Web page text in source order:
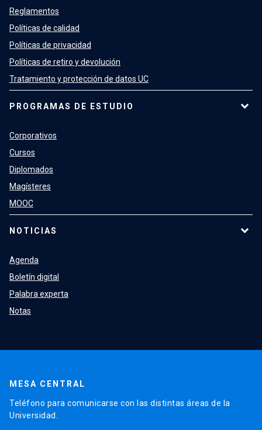
Reglamentos
Políticas de calidad
Políticas de privacidad
Políticas de retiro y devolución
Tratamiento y protección de datos UC
PROGRAMAS DE ESTUDIO
Corporativos
Cursos
Diplomados
Magísteres
MOOC
NOTICIAS
Agenda
Boletín digital
Palabra experta
Notas
MESA CENTRAL
Teléfono para comunicarse con las distintas áreas de la
Universidad.